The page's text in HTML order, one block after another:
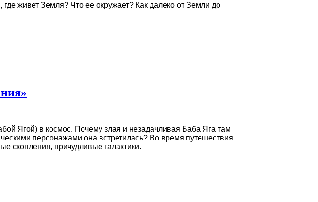
живет Земля? Что ее окружает? Как далеко от Земли до
Ягой) в космос. Почему злая и незадачливая Баба Яга там
персонажами она встретилась? Во время путешествия
скопления, причудливые галактики.